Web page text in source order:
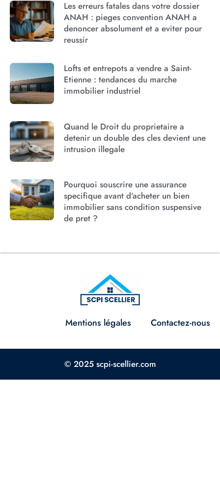
Les erreurs fatales dans votre dossier
ANAH : pieges convention ANAH a
denoncer absolument et a eviter pour
reussir
Lofts et entrepots a vendre a Saint-
Etienne : tendances du marche
immobilier industriel
Quand le Droit du proprietaire a
detenir un double des cles devient une
intrusion illegale
Pourquoi souscrire une assurance
specifique avant d’acheter un bien
immobilier sans condition suspensive
de pret ?
Mentions légales Contactez-nous
© 2025 scpi-scellier.com